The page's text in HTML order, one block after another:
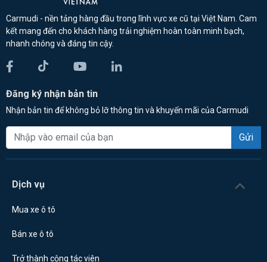
Carmudi - nền tảng hàng đầu trong lĩnh vực xe cũ tại Việt Nam. Cam
kết mang đến cho khách hàng trải nghiệm hoàn toàn minh bạch,
nhanh chóng và đáng tin cậy.
Đăng ký nhận bản tin
Nhận bản tin để không bỏ lỡ thông tin và khuyến mãi của Carmudi
Gửi
Dịch vụ
Mua xe ô tô
Bán xe ô tô
Trở thành cộng tác viên